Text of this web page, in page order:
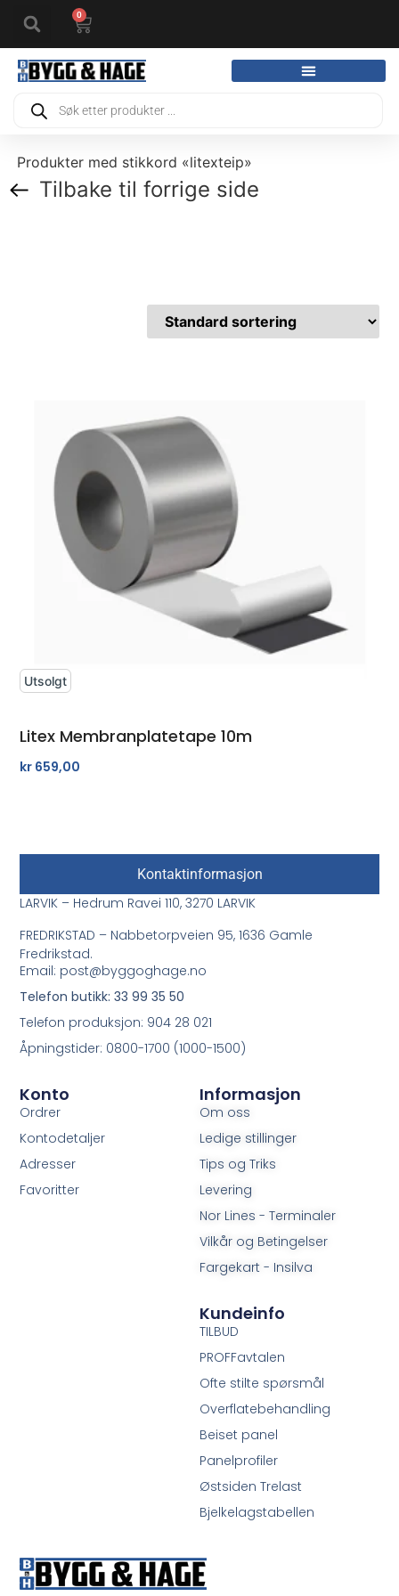
0
Produkter med stikkord «litexteip»
Tilbake til forrige side
Litex Membranplatetape 10m
kr 659,00
Utsolgt
Informasjon
Om oss
Ledige stillinger
Tips og Triks
Levering
Nor Lines - Terminaler
Vilkår og Betingelser
Fargekart - Insilva
Konto
Ordrer
Kontodetaljer
Adresser
Favoritter
Kundeinfo
TILBUD
PROFFavtalen
Ofte stilte spørsmål
Overflatebehandling
Beiset panel
Panelprofiler
Østsiden Trelast
Bjelkelagstabellen
Kontaktinformasjon
LARVIK – Hedrum Ravei 110, 3270 LARVIK
FREDRIKSTAD – Nabbetorpveien 95, 1636 Gamle
Fredrikstad.
Email: post@byggoghage.no
Telefon butikk: 33 99 35 50
Telefon produksjon: 904 28 021
Åpningstider: 0800-1700 (1000-1500)